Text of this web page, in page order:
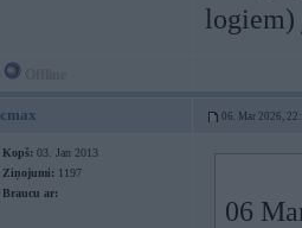
logiem)
cmax 06. Mar 2026,
Kopš: 03. Jan 2013
Ziņojumi: 1197
Braucu ar:
06